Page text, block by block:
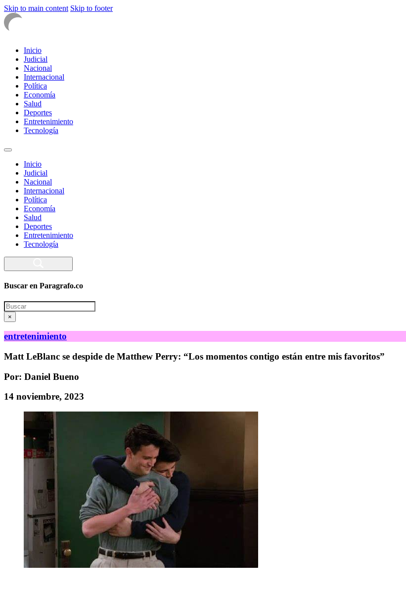
Skip to main content Skip to footer
Inicio
Judicial
Nacional
Internacional
Política
Economía
Salud
Deportes
Entretenimiento
Tecnología
Inicio
Judicial
Nacional
Internacional
Política
Economía
Salud
Deportes
Entretenimiento
Tecnología
Buscar en Paragrafo.co
Search
×
entretenimiento
Matt LeBlanc se despide de Matthew Perry: “Los momentos contigo están entre mis favoritos”
Por: Daniel Bueno
14 noviembre, 2023